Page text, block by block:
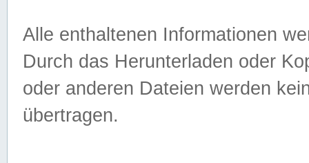
Alle enthaltenen Informationen
Durch das Herunterladen oder
oder anderen Dateien werden
übertragen.